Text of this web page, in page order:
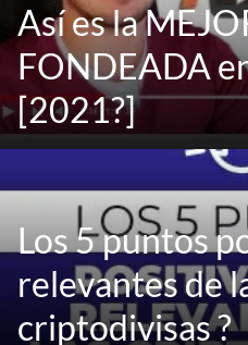
Así es la
FONDEADA
[2021?]
Los 5 puntos
relevantes de
criptodivisas ?